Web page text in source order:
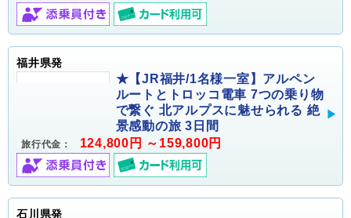
福井県発
★【JR福井/1名様一室】アルペン
ルートとトロッコ電車 7つの乗り物
で繋ぐ 北アルプスに魅せられる 絶
景感動の旅 3日間
旅行代金： 124,800円 ～159,800円
石川県発